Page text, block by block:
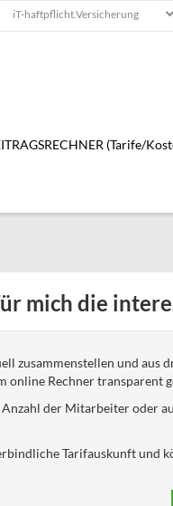
iT-haftpflicht.Versicherung
(Tarife/
mich die
zusammenstellen und aus
online Rechner transparent
der Mitarbeiter oder
Tarifauskunft und